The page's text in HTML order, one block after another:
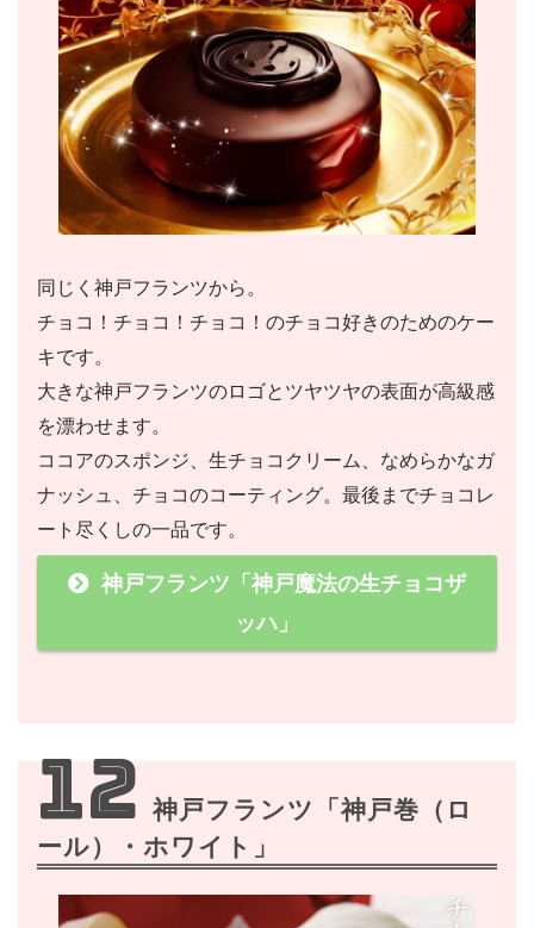
同じく神戸フランツから。
チョコ！チョコ！チョコ！のチョコ好きのためのケー
キです。
大きな神戸フランツのロゴとツヤツヤの表面が高級感
を漂わせます。
ココアのスポンジ、生チョコクリーム、なめらかなガ
ナッシュ、チョコのコーティング。最後までチョコレ
ート尽くしの一品です。
神戸フランツ「神戸魔法の生チョコザ
ッハ」
12 神戸フランツ「神戸巻（ロ
ール）・ホワイト」